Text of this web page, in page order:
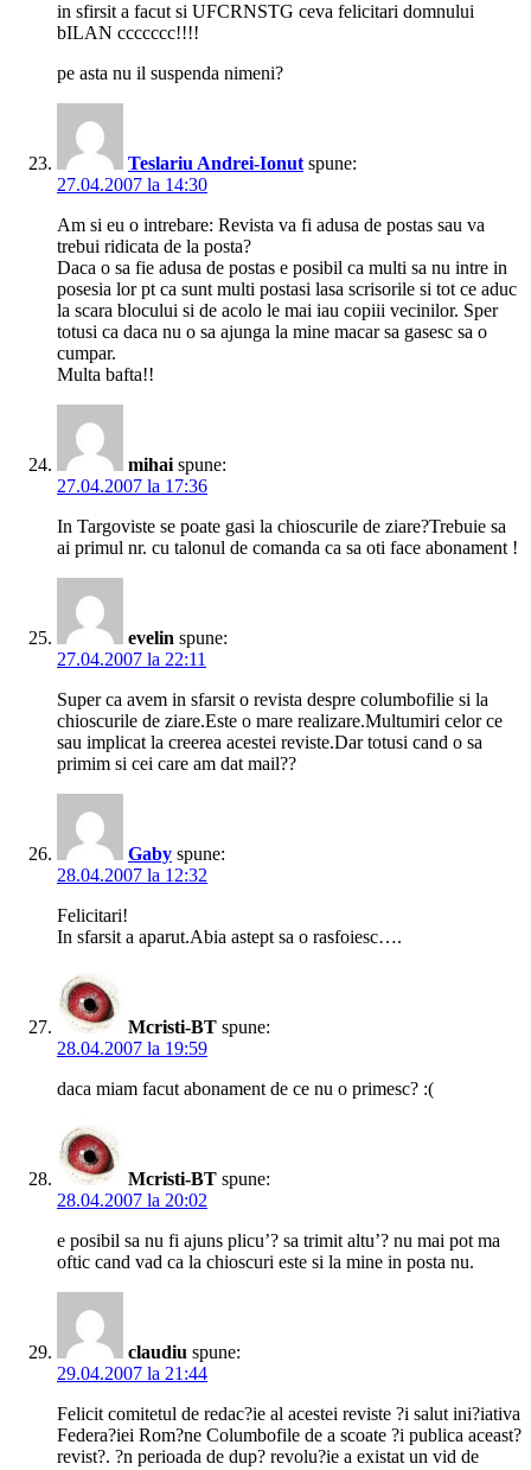
in sfirsit a facut si UFCRNSTG ceva felicitari domnului
bILAN ccccccc!!!!
pe asta nu il suspenda nimeni?
Teslariu Andrei-Ionut spune:
27.04.2007 la 14:30
Am si eu o intrebare: Revista va fi adusa de postas sau va
trebui ridicata de la posta?
Daca o sa fie adusa de postas e posibil ca multi sa nu intre in
posesia lor pt ca sunt multi postasi lasa scrisorile si tot ce aduc
la scara blocului si de acolo le mai iau copiii vecinilor. Sper
totusi ca daca nu o sa ajunga la mine macar sa gasesc sa o
cumpar.
Multa bafta!!
mihai spune:
27.04.2007 la 17:36
In Targoviste se poate gasi la chioscurile de ziare?Trebuie sa
ai primul nr. cu talonul de comanda ca sa oti face abonament !
evelin spune:
27.04.2007 la 22:11
Super ca avem in sfarsit o revista despre columbofilie si la
chioscurile de ziare.Este o mare realizare.Multumiri celor ce
sau implicat la creerea acestei reviste.Dar totusi cand o sa
primim si cei care am dat mail??
Gaby spune:
28.04.2007 la 12:32
Felicitari!
In sfarsit a aparut.Abia astept sa o rasfoiesc….
Mcristi-BT spune:
28.04.2007 la 19:59
daca miam facut abonament de ce nu o primesc? :(
Mcristi-BT spune:
28.04.2007 la 20:02
e posibil sa nu fi ajuns plicu’? sa trimit altu’? nu mai pot ma
oftic cand vad ca la chioscuri este si la mine in posta nu.
claudiu spune:
29.04.2007 la 21:44
Felicit comitetul de redac?ie al acestei reviste ?i salut ini?iativa
Federa?iei Rom?ne Columbofile de a scoate ?i publica aceast?
revist?. ?n perioada de dup? revolu?ie a existat un vid de